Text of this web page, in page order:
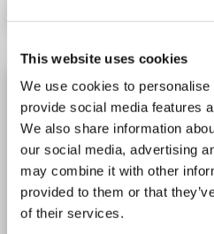
This website uses cookies
We use cookies to
provide social media features
We also share information
our social media, advertising
may combine it with other
provided to them or that
of their services.
SHC3 Protein (AA 1-
SHC3 Origine: Rat Hôte:
N° du produit ABIN7586153